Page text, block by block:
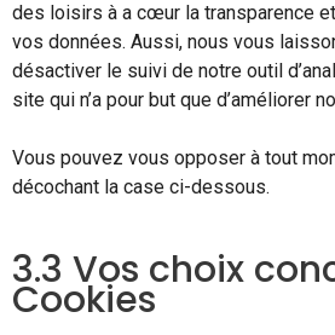
des loisirs à a cœur la transparence
vos données. Aussi, nous vous
désactiver le suivi de notre outil
site qui n’a pour but que d’améliorer
Vous pouvez vous opposer à tout
décochant la case ci-dessous.
3.3 Vos choix
Cookies